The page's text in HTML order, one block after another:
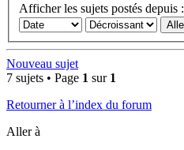
Afficher les sujets postés depuis :
Nouveau sujet
7 sujets • Page 1 sur 1
Retourner à l’index du forum
Aller à